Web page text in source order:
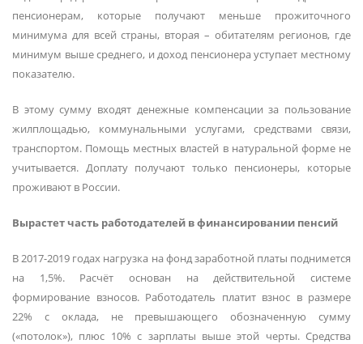
пенсионерам, которые получают меньше прожиточного
минимума для всей страны, вторая – обитателям регионов, где
минимум выше среднего, и доход пенсионера уступает местному
показателю.
В этому сумму входят денежные компенсации за пользование
жилплощадью, коммунальными услугами, средствами связи,
транспортом. Помощь местных властей в натуральной форме не
учитывается. Доплату получают только пенсионеры, которые
проживают в России.
Вырастет часть работодателей в финансировании пенсий
В 2017-2019 годах нагрузка на фонд заработной платы поднимется
на 1,5%. Расчёт основан на действительной системе
формирование взносов. Работодатель платит взнос в размере
22% с оклада, не превышающего обозначенную сумму
(«потолок»), плюс 10% с зарплаты выше этой черты. Средства